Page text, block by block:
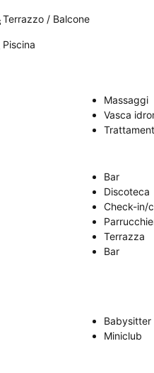
Terrazzo / Balcone
Piscina
Massaggi
Vasca
Bar
Discoteca
Check-in/
Terrazza
Bar
Babysitter
Miniclub